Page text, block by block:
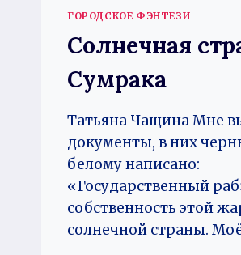
ГОРОДСКОЕ ФЭНТЕЗИ
Солнечная
Сумрака
Татьяна Чащина Мне
документы, в них
белому написано:
«Государственный
собственность этой
солнечной страны.